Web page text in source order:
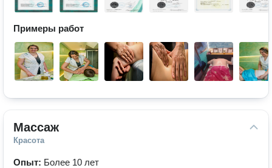
Примеры работ
Массаж
Красота
Опыт: Более 10 лет